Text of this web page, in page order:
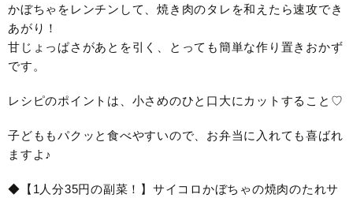
かぼちゃをレンチンして、焼き肉のタレを和えたら速攻でき
あがり！
甘じょっぱさがあとを引く、とっても簡単な作り置きおかず
です。
レシピのポイントは、小さめのひと口大にカットすること♡
子どももパクッと食べやすいので、お弁当に入れても喜ばれ
ますよ♪
◆【1人分35円の副菜！】サイコロかぼちゃの焼肉のたれサ